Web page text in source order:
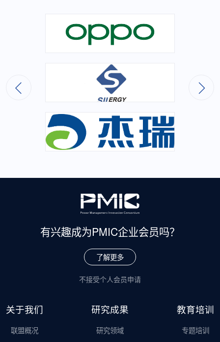
有兴趣成为PMIC企业会员吗？
了解更多
不接受个人会员申请
关于我们
联盟概况
研究成果
研究领域
教育培训
专题培训